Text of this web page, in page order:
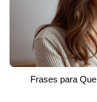
Frases para